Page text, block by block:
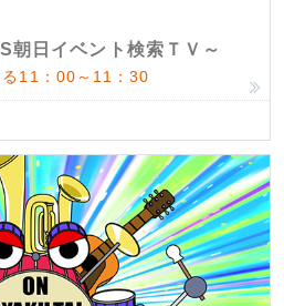
朝日イベント検索ＴＶ～
11：00～11：30